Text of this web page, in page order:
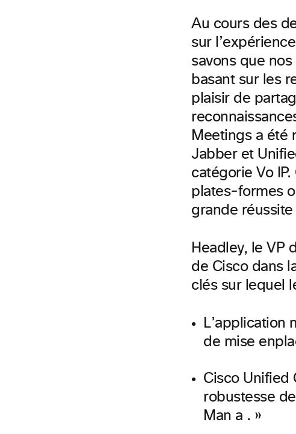
Au cours des
sur
savons que
basant sur les
plaisir de
Meetings a été
Jabber et
catégorie Vo IP.
plates-formes
grande
Headley, le VP
de Cisco dans
clés sur lequel
L’application
de mise en
Cisco Unified
robustesse
Man a . »